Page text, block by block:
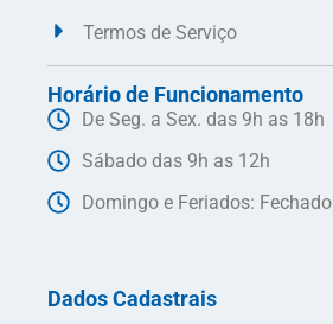
Termos de Serviço
Horário de Funcionamento
De Seg. a Sex. das 9h as 18h
Sábado das 9h as 12h
Domingo e Feriados: Fechado
Dados Cadastrais